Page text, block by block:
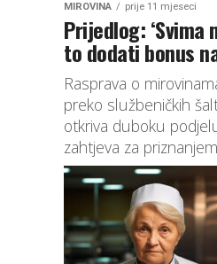
MIROVINA prije 11 mjeseci
Prijedlog: ‘Svima
to dodati bonus
Rasprava o
preko službeničkih
otkriva duboku
zahtjeva za